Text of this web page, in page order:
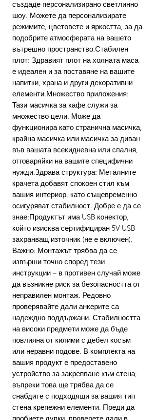
създаде персонализирано светлинно
шоу. Можете да персонализирате
режимите, цветовете и яркостта, за да
подобрите атмосферата на вашето
вътрешно пространство.Стабилен
плот: Здравият плот на холната маса
е идеален и за поставяне на вашите
напитки, храна и други декоративни
елементи.Множество приложения:
Тази масичка за кафе служи за
множество цели. Може да
функционира като странична масичка,
крайна масичка или масичка за диван
във вашата всекидневна или спалня,
отговаряйки на вашите специфични
нужди.Здрава структура: Металните
крачета добавят спокоен стил към
вашия интериор, като същевременно
осигуряват стабилност. Добре е да се
знае:Продуктът има USB конектор,
който изисква сертифициран 5V USB
захранващ източник (не е включен).
Важно: Монтажът трябва да се
извърши точно според тези
инструкции – в противен случай може
да възникне риск за безопасността от
неправилен монтаж. Редовно
проверявайте дали анкерите са
надеждно поддържани. Стабилността
на високи предмети може да бъде
повлияна от килими с дебел косъм
или неравни подове. В комплекта на
вашия продукт е предоставено
устройство за закрепване към стена;
въпреки това ще трябва да се
снабдите с подходящи за вашия тип
стена крепежни елементи. Преди да